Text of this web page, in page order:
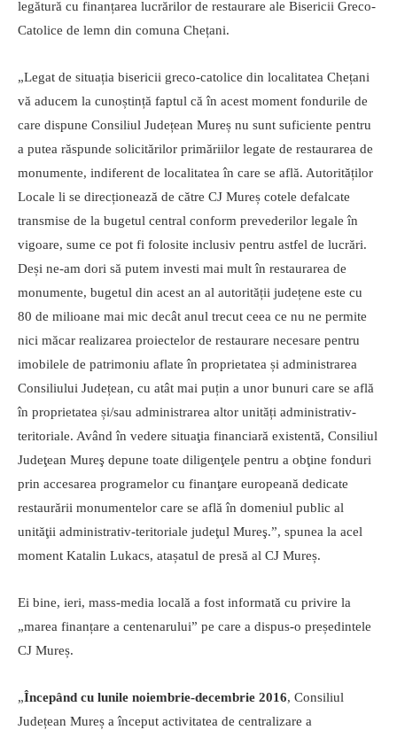
legătură cu finanțarea lucrărilor de restaurare ale Bisericii Greco-
Catolice de lemn din comuna Chețani.
„Legat de situația bisericii greco-catolice din localitatea Chețani
vă aducem la cunoștință faptul că în acest moment fondurile de
care dispune Consiliul Județean Mureș nu sunt suficiente pentru
a putea răspunde solicitărilor primăriilor legate de restaurarea de
monumente, indiferent de localitatea în care se află. Autorităților
Locale li se direcționează de către CJ Mureș cotele defalcate
transmise de la bugetul central conform prevederilor legale în
vigoare, sume ce pot fi folosite inclusiv pentru astfel de lucrări.
Deși ne-am dori să putem investi mai mult în restaurarea de
monumente, bugetul din acest an al autorității județene este cu
80 de milioane mai mic decât anul trecut ceea ce nu ne permite
nici măcar realizarea proiectelor de restaurare necesare pentru
imobilele de patrimoniu aflate în proprietatea și administrarea
Consiliului Județean, cu atât mai puțin a unor bunuri care se află
în proprietatea și/sau administrarea altor unități administrativ-
teritoriale. Având în vedere situaţia financiară existentă, Consiliul
Judeţean Mureş depune toate diligenţele pentru a obţine fonduri
prin accesarea programelor cu finanţare europeană dedicate
restaurării monumentelor care se află în domeniul public al
unităţii administrativ-teritoriale judeţul Mureş.”, spunea la acel
moment Katalin Lukacs, atașatul de presă al CJ Mureș.
Ei bine, ieri, mass-media locală a fost informată cu privire la
„marea finanțare a centenarului” pe care a dispus-o președintele
CJ Mureș.
„Începând cu lunile noiembrie-decembrie 2016, Consiliul
Județean Mureș a început activitatea de centralizare a